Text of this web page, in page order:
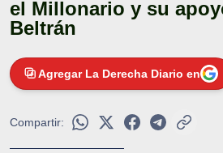
el Millonario y su
Beltrán
Agregar La Derecha Diario en
Compartir: